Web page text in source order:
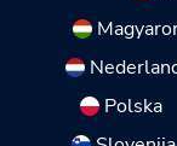
Polska